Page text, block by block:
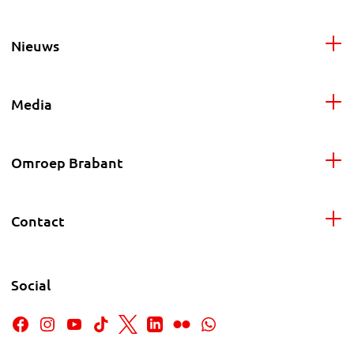
Nieuws
Media
Omroep Brabant
Contact
Social